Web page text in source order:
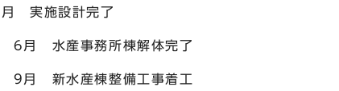
実施設計完了
務所棟解体完了
棟整備工事着工